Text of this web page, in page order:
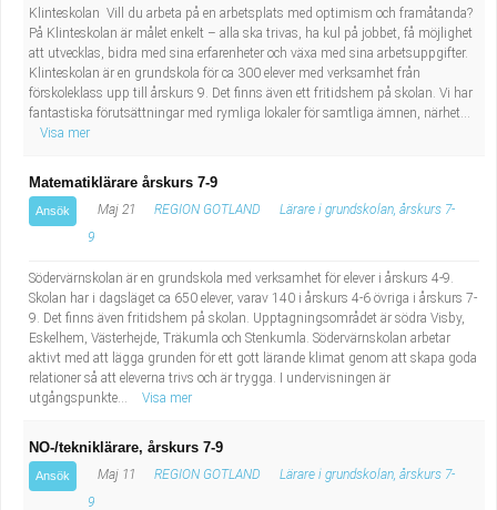
Tekniskt arbete
Transport
Brevbärare
Sjuksköterska, grundutbildad
Undersköterska, vård- o specialavd. o mottagning
Administrativ assistent
Lärare i gymnasiet
Klinteskolan Vill du arbeta på en arbetsplats med optimism och framåtanda?
På Klinteskolan är målet enkelt – alla ska trivas, ha kul på jobbet, få möjlighet
att utvecklas, bidra med sina erfarenheter och växa med sina arbetsuppgifter.
Klinteskolan är en grundskola för ca 300 elever med verksamhet från
förskoleklass upp till årskurs 9. Det finns även ett fritidshem på skolan. Vi har
fantastiska förutsättningar med rymliga lokaler för samtliga ämnen, närhet...
Visa mer
Matematiklärare årskurs 7-9
Ansök Maj 21 REGION GOTLAND
Lärare i grundskolan, årskurs 7-
9
Södervärnskolan är en grundskola med verksamhet för elever i årskurs 4-9.
Skolan har i dagsläget ca 650 elever, varav 140 i årskurs 4-6 övriga i årskurs 7-
9. Det finns även fritidshem på skolan. Upptagningsområdet är södra Visby,
Eskelhem, Västerhejde, Träkumla och Stenkumla. Södervärnskolan arbetar
aktivt med att lägga grunden för ett gott lärande klimat genom att skapa goda
relationer så att eleverna trivs och är trygga. I undervisningen är
utgångspunkte...
Visa mer
NO-/tekniklärare, årskurs 7-9
Ansök Maj 11 REGION GOTLAND
Lärare i grundskolan, årskurs 7-
9